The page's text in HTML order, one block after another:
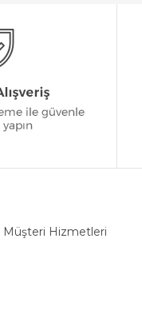
Müşteri Hizmetleri